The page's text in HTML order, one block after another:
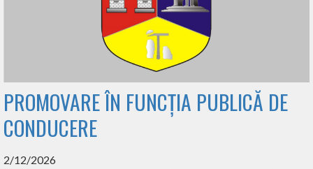
PROMOVARE ÎN FUNCȚIA PUBLICĂ DE
CONDUCERE
2/12/2026